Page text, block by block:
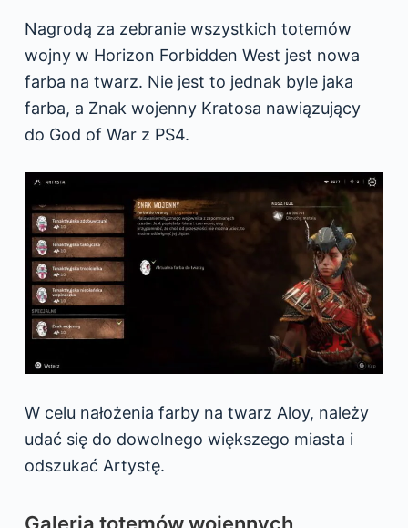
Nagrodą za zebranie wszystkich totemów
wojny w Horizon Forbidden West jest nowa
farba na twarz. Nie jest to jednak byle jaka
farba, a Znak wojenny Kratosa nawiązujący
do God of War z PS4.
W celu nałożenia farby na twarz Aloy, należy
udać się do dowolnego większego miasta i
odszukać Artystę.
Galeria totemów wojennych